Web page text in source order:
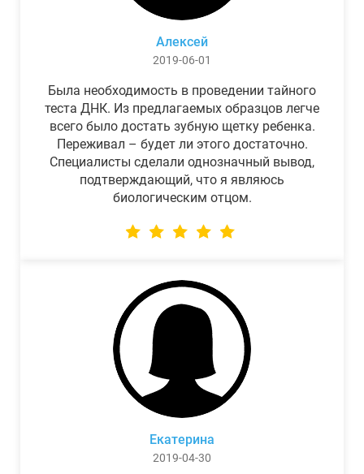
Алексей
2019-06-01
Была необходимость в проведении тайного
теста ДНК. Из предлагаемых образцов легче
всего было достать зубную щетку ребенка.
Переживал – будет ли этого достаточно.
Специалисты сделали однозначный вывод,
подтверждающий, что я являюсь
биологическим отцом.
Екатерина
2019-04-30